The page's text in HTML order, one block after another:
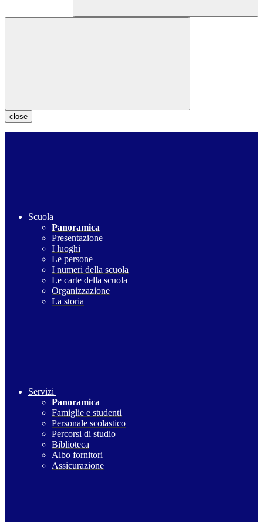
close
Scuola
Panoramica
Presentazione
I luoghi
Le persone
I numeri della scuola
Le carte della scuola
Organizzazione
La storia
Servizi
Panoramica
Famiglie e studenti
Personale scolastico
Percorsi di studio
Biblioteca
Albo fornitori
Assicurazione